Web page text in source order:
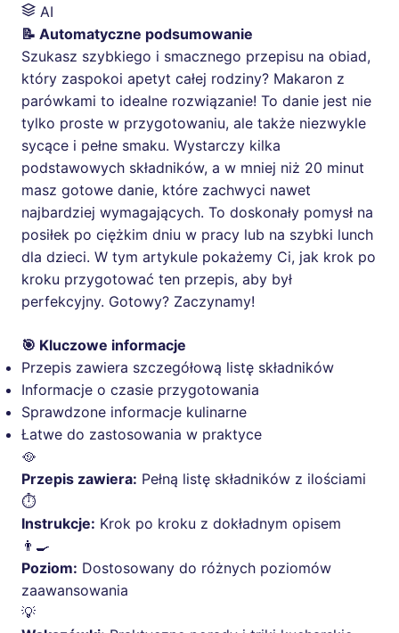
AI
📝 Automatyczne podsumowanie
Szukasz szybkiego i smacznego przepisu na obiad,
który zaspokoi apetyt całej rodziny? Makaron z
parówkami to idealne rozwiązanie! To danie jest nie
tylko proste w przygotowaniu, ale także niezwykle
sycące i pełne smaku. Wystarczy kilka
podstawowych składników, a w mniej niż 20 minut
masz gotowe danie, które zachwyci nawet
najbardziej wymagających. To doskonały pomysł na
posiłek po ciężkim dniu w pracy lub na szybki lunch
dla dzieci. W tym artykule pokażemy Ci, jak krok po
kroku przygotować ten przepis, aby był
perfekcyjny. Gotowy? Zaczynamy!
🎯 Kluczowe informacje
Przepis zawiera szczegółową listę składników
Informacje o czasie przygotowania
Sprawdzone informacje kulinarne
Łatwe do zastosowania w praktyce
🥘
Przepis zawiera: Pełną listę składników z ilościami
⏱️
Instrukcje: Krok po kroku z dokładnym opisem
👨‍🍳
Poziom: Dostosowany do różnych poziomów
zaawansowania
💡